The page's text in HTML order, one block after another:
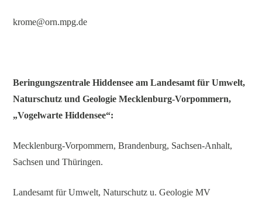
krome@orn.mpg.de
Beringungszentrale Hiddensee am Landesamt für Umwelt,
Naturschutz und Geologie Mecklenburg-Vorpommern,
„Vogelwarte Hiddensee“:
Mecklenburg-Vorpommern, Brandenburg, Sachsen-Anhalt,
Sachsen und Thüringen.
Landesamt für Umwelt, Naturschutz u. Geologie MV